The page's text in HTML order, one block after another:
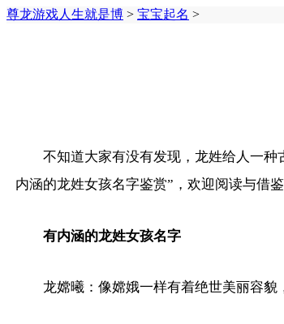
尊龙游戏人生就是博 > 宝宝起名 >
不知道大家有没有发现，龙姓给人一
内涵的龙姓女孩名字鉴赏”，欢迎阅读与借
有内涵的龙姓女孩名字
龙嫦曦：像嫦娥一样有着绝世美丽容貌